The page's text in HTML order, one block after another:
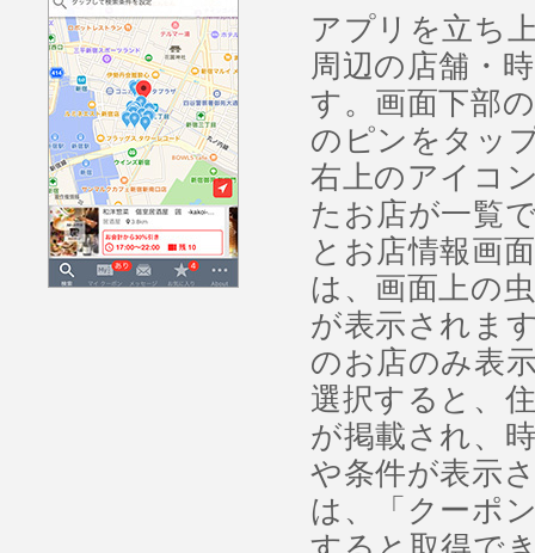
アプリを立ち
周辺の店舗・
す。画面下部
のピンをタッ
右上のアイコ
たお店が一覧
とお店情報画
は、画面上の
が表示されま
のお店のみ表
選択すると、
が掲載され、
や条件が表示
は、「クーポ
すると取得で